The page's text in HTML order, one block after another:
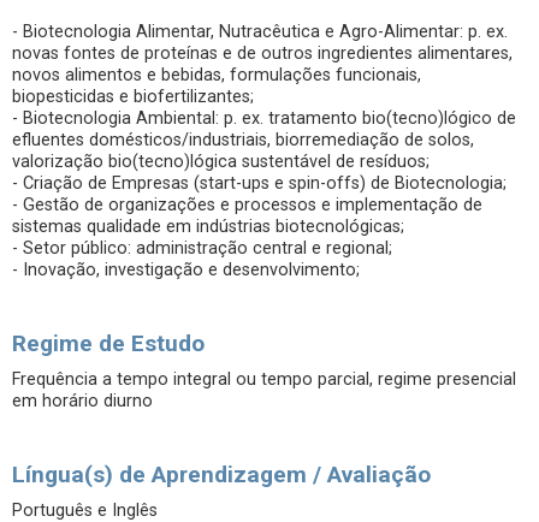
- Biotecnologia Alimentar, Nutracêutica e Agro-Alimentar: p. ex.
novas fontes de proteínas e de outros ingredientes alimentares,
novos alimentos e bebidas, formulações funcionais,
biopesticidas e biofertilizantes;
- Biotecnologia Ambiental: p. ex. tratamento bio(tecno)lógico de
efluentes domésticos/industriais, biorremediação de solos,
valorização bio(tecno)lógica sustentável de resíduos;
- Criação de Empresas (start-ups e spin-offs) de Biotecnologia;
- Gestão de organizações e processos e implementação de
sistemas qualidade em indústrias biotecnológicas;
- Setor público: administração central e regional;
- Inovação, investigação e desenvolvimento;
Regime de Estudo
Frequência a tempo integral ou tempo parcial, regime presencial
em horário diurno
Língua(s) de Aprendizagem / Avaliação
Português e Inglês